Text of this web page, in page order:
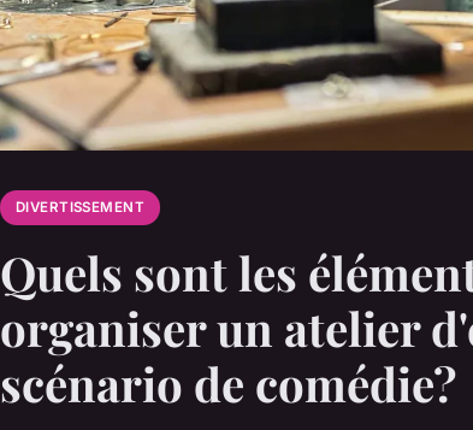
DIVERTISSEMENT
Quels sont les
organiser un atelier
scénario de comédie?